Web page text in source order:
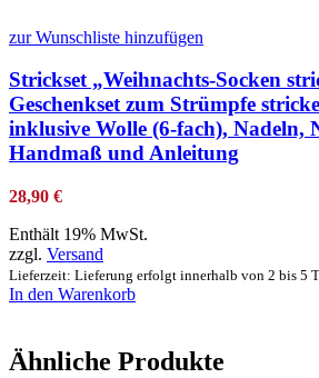
zur Wunschliste hinzufügen
Strickset „Weihnachts-Socken
Geschenkset zum Strümpfe
inklusive Wolle (6-fach), Nadeln,
Handmaß und Anleitung
28,90 €
Enthält 19% MwSt.
zzgl. Versand
Lieferzeit: Lieferung erfolgt innerhalb von 2 bis 5
In den Warenkorb
Ähnliche Produkte